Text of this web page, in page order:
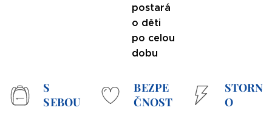
postará
o děti
po celou
dobu
S
SEBOU
BEZPE
ČNOST
STORN
O